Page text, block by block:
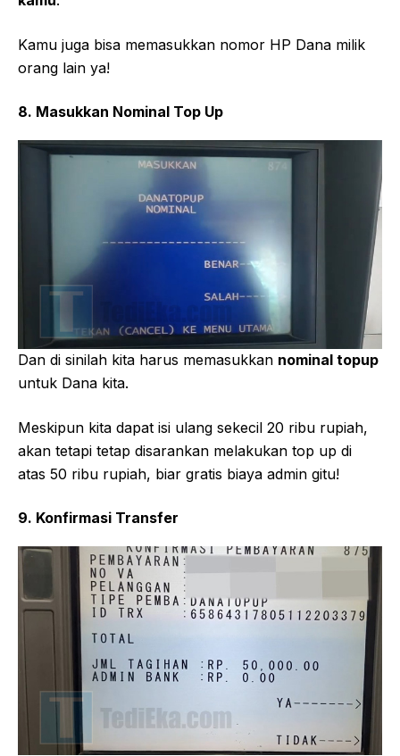
Kamu juga bisa memasukkan nomor HP Dana milik
orang lain ya!
8. Masukkan Nominal Top Up
Dan di sinilah kita harus memasukkan nominal topup
untuk Dana kita.
Meskipun kita dapat isi ulang sekecil 20 ribu rupiah,
akan tetapi tetap disarankan melakukan top up di
atas 50 ribu rupiah, biar gratis biaya admin gitu!
9. Konfirmasi Transfer